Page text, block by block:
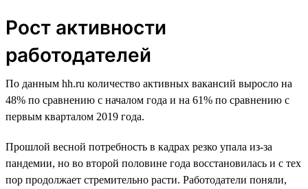
Рост активности
работодателей
По данным hh.ru количество активных вакансий выросло на
48% по сравнению с началом года и на 61% по сравнению с
первым кварталом 2019 года.
Прошлой весной потребность в кадрах резко упала из-за
пандемии, но во второй половине года восстановилась и с тех
пор продолжает стремительно расти. Работодатели поняли,